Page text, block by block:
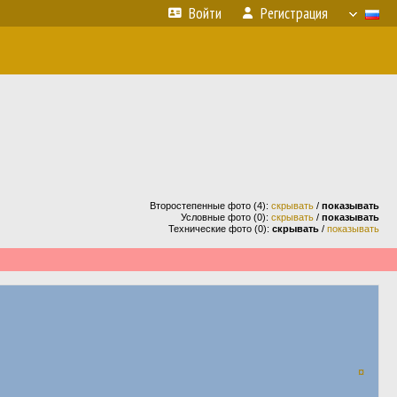
Войти Регистрация
Второстепенные фото (4): скрывать / показывать
Условные фото (0): скрывать / показывать
Технические фото (0): скрывать / показывать
¤